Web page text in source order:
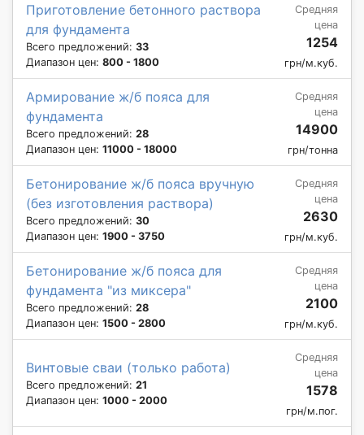
Приготовление бетонного раствора
для фундамента
Всего предложений: 33
Диапазон цен: 800 - 1800
Средняя
цена
1254
грн/м.куб.
Армирование ж/б пояса для
фундамента
Всего предложений: 28
Диапазон цен: 11000 - 18000
Средняя
цена
14900
грн/тонна
Бетонирование ж/б пояса вручную
(без изготовления раствора)
Всего предложений: 30
Диапазон цен: 1900 - 3750
Средняя
цена
2630
грн/м.куб.
Бетонирование ж/б пояса для
фундамента "из миксера"
Всего предложений: 28
Диапазон цен: 1500 - 2800
Средняя
цена
2100
грн/м.куб.
Винтовые сваи (только работа)
Всего предложений: 21
Диапазон цен: 1000 - 2000
Средняя
цена
1578
грн/м.пог.